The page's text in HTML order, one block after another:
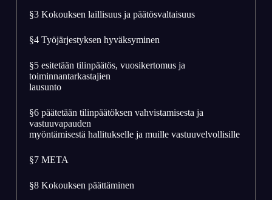
§3 Kokouksen laillisuus ja päätösvaltaisuus
§4 Työjärjestyksen hyväksyminen
§5 esitetään tilinpäätös, vuosikertomus ja
toiminnantarkastajien
lausunto
§6 päätetään tilinpäätöksen vahvistamisesta ja
vastuuvapauden
myöntämisestä hallitukselle ja muille vastuuvelvollisille
§7 META
§8 Kokouksen päättäminen